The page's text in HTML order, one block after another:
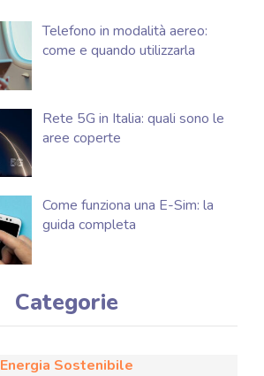
Telefono in modalità aereo:
come e quando utilizzarla
Rete 5G in Italia: quali sono le
aree coperte
Come funziona una E-Sim: la
guida completa
Categorie
Energia Sostenibile